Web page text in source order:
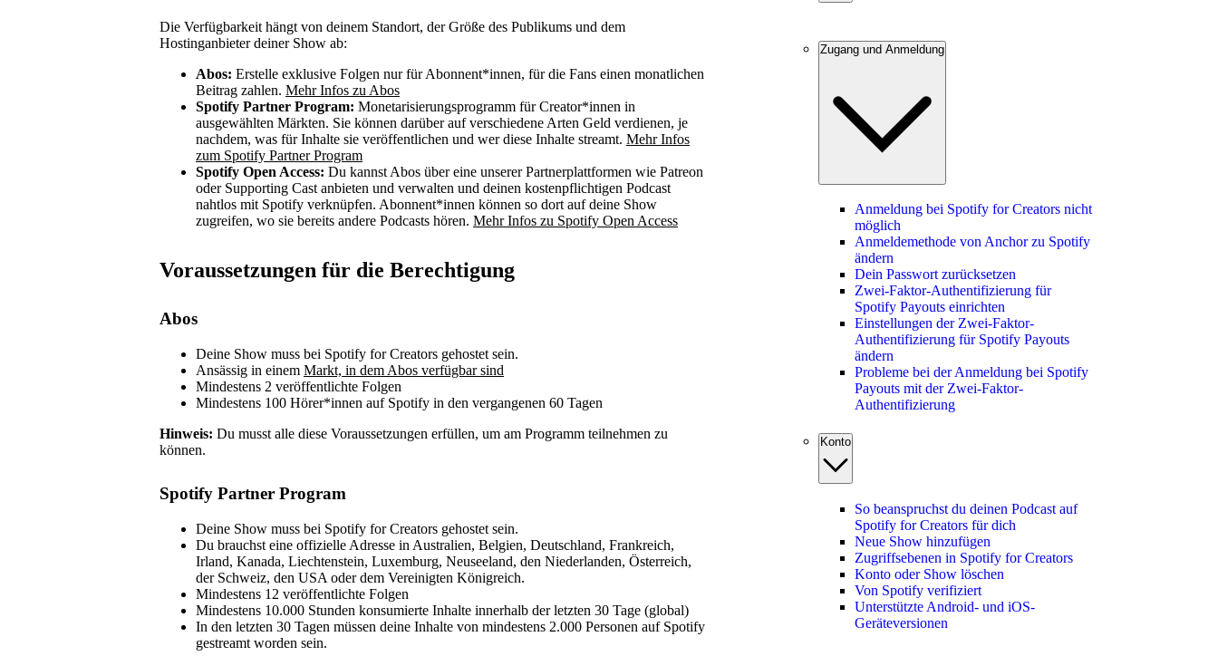
Die Verfügbarkeit hängt von deinem Standort, der Größe des Publikums und dem
Hostinganbieter deiner Show ab:
Abos: Erstelle exklusive Folgen nur für Abonnent*innen, für die Fans einen monatlichen
Beitrag zahlen. Mehr Infos zu Abos
Spotify Partner Program: Monetarisierungsprogramm für Creator*innen in
ausgewählten Märkten. Sie können darüber auf verschiedene Arten Geld verdienen, je
nachdem, was für Inhalte sie veröffentlichen und wer diese Inhalte streamt. Mehr Infos
zum Spotify Partner Program
Spotify Open Access: Du kannst Abos über eine unserer Partnerplattformen wie Patreon
oder Supporting Cast anbieten und verwalten und deinen kostenpflichtigen Podcast
nahtlos mit Spotify verknüpfen. Abonnent*innen können so dort auf deine Show
zugreifen, wo sie bereits andere Podcasts hören. Mehr Infos zu Spotify Open Access
Voraussetzungen für die Berechtigung
Abos
Deine Show muss bei Spotify for Creators gehostet sein.
Ansässig in einem Markt, in dem Abos verfügbar sind
Mindestens 2 veröffentlichte Folgen
Mindestens 100 Hörer*innen auf Spotify in den vergangenen 60 Tagen
Hinweis: Du musst alle diese Voraussetzungen erfüllen, um am Programm teilnehmen zu
können.
Spotify Partner Program
Deine Show muss bei Spotify for Creators gehostet sein.
Du brauchst eine offizielle Adresse in Australien, Belgien, Deutschland, Frankreich,
Irland, Kanada, Liechtenstein, Luxemburg, Neuseeland, den Niederlanden, Österreich,
der Schweiz, den USA oder dem Vereinigten Königreich.
Mindestens 12 veröffentlichte Folgen
Mindestens 10.000 Stunden konsumierte Inhalte innerhalb der letzten 30 Tage (global)
In den letzten 30 Tagen müssen deine Inhalte von mindestens 2.000 Personen auf Spotify
gestreamt worden sein.
Zugang und Anmeldung
Anmeldung bei Spotify for Creators nicht
möglich
Anmeldemethode von Anchor zu Spotify
ändern
Dein Passwort zurücksetzen
Zwei-Faktor-Authentifizierung für
Spotify Payouts einrichten
Einstellungen der Zwei-Faktor-
Authentifizierung für Spotify Payouts
ändern
Probleme bei der Anmeldung bei Spotify
Payouts mit der Zwei-Faktor-
Authentifizierung
Konto
So beanspruchst du deinen Podcast auf
Spotify for Creators für dich
Neue Show hinzufügen
Zugriffsebenen in Spotify for Creators
Konto oder Show löschen
Von Spotify verifiziert
Unterstützte Android- und iOS-
Geräteversionen